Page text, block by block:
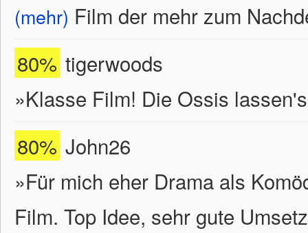
(mehr) Film der mehr zum
80% tigerwoods
»Klasse Film! Die Ossis
80% John26
»Für mich eher Drama als
Film. Top Idee, sehr gute